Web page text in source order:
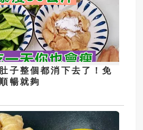
子整個都消下去了！免
暢就夠